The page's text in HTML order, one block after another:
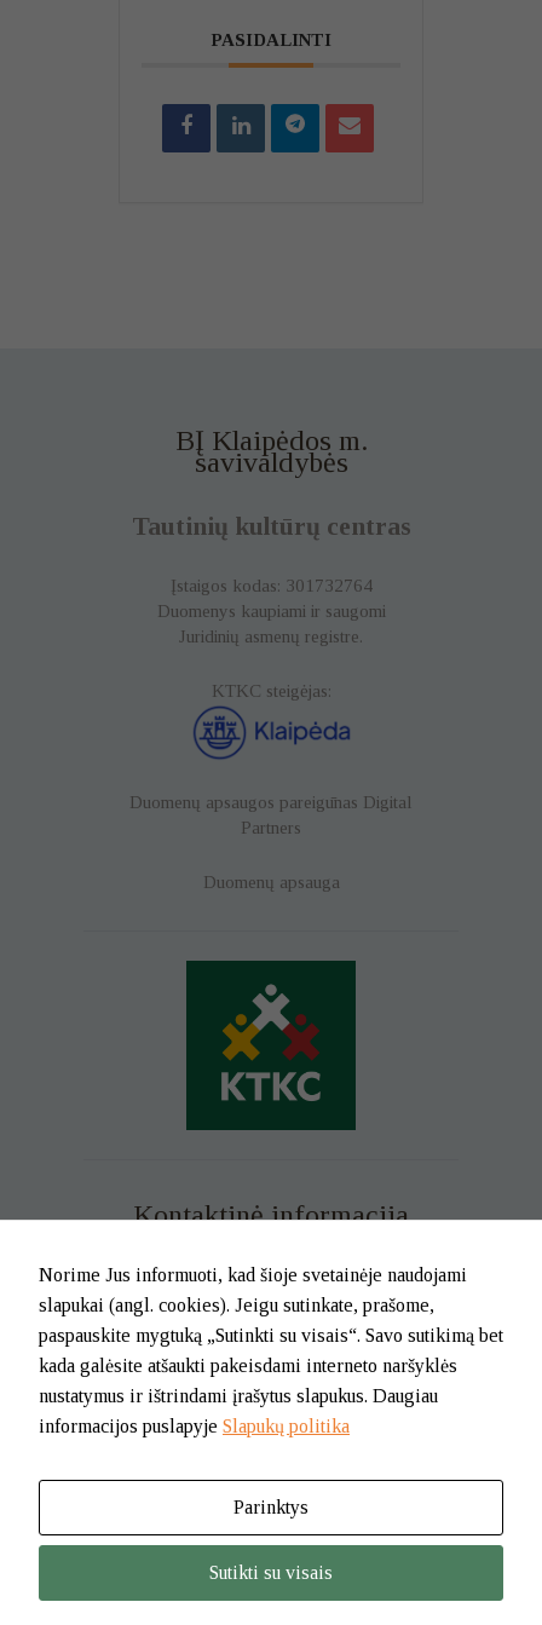
PASIDALINTI
BĮ Klaipėdos m.
savivaldybės
Tautinių kultūrų centras
Įstaigos kodas: 301732764
Duomenys kaupiami ir saugomi
Juridinių asmenų registre.
KTKC steigėjas:
Duomenų apsaugos pareigūnas Digital
Partners
Duomenų apsauga
Kontaktinė informacija
Mob. tel. +370 699 73 229
Tel. (0-46) 21 02 83
El.p. info@klaipedatkc.lt
K. Donelaičio g. 6B, Klaipėda
I-V nuo 8.00 iki 17.00.
© 2026. BĮ Klaipėdos m. savivaldybės Tautinių kultūrų centras
Norime Jus informuoti, kad šioje svetainėje naudojami
slapukai (angl. cookies). Jeigu sutinkate, prašome,
paspauskite mygtuką „Sutinkti su visais“. Savo sutikimą bet
kada galėsite atšaukti pakeisdami interneto naršyklės
nustatymus ir ištrindami įrašytus slapukus. Daugiau
informacijos puslapyje Slapukų politika
Parinktys
Sutikti su visais